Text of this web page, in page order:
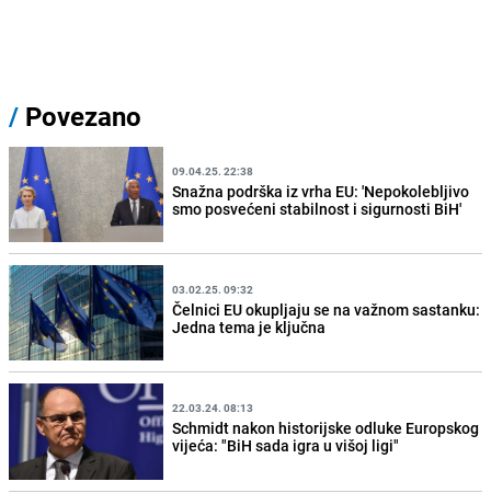
/ Povezano
09.04.25. 22:38
Snažna podrška iz vrha EU: 'Nepokolebljivo
smo posvećeni stabilnost i sigurnosti BiH'
03.02.25. 09:32
Čelnici EU okupljaju se na važnom sastanku:
Jedna tema je ključna
22.03.24. 08:13
Schmidt nakon historijske odluke Europskog
vijeća: "BiH sada igra u višoj ligi"